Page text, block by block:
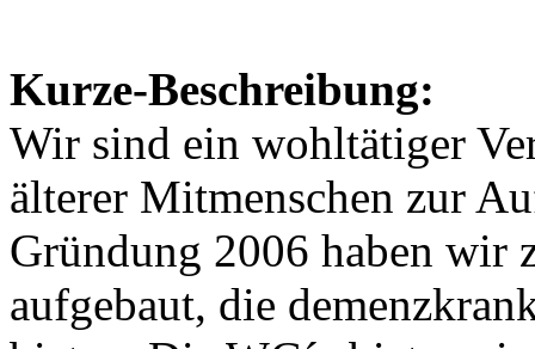
Kurze-Beschreibung:
Wir sind ein wohltätiger
älterer Mitmenschen zur
Gründung 2006 haben wir
aufgebaut, die